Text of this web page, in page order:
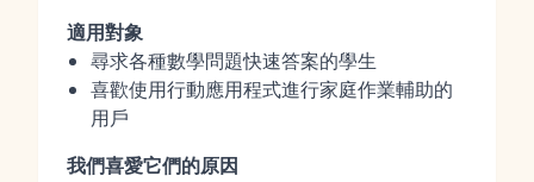
適用對象
尋求各種數學問題快速答案的學生
喜歡使用行動應用程式進行家庭作業輔助的
用戶
我們喜愛它們的原因